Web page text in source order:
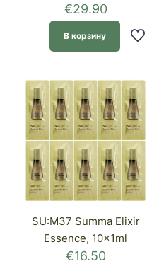
€29.90
В корзину
SU:M37 Summa Elixir
Essence, 10x1ml
€16.50